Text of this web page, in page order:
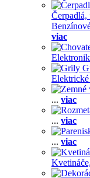
Čerpadlá,
viac
... viac
... viac
... viac